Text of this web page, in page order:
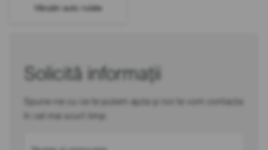
Vânzări auto rulate
Solicită informații
Spune-ne cu ce te putem ajuta și noi te vom contacta
în cel mai scurt timp